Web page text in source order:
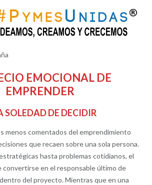
EMOCIONAL DE
EMPRENDER
SOLEDAD DE DECIDIR
menos comentados del emprendimiento
que recaen sobre una sola persona.
hasta problemas cotidianos, el
convertirse en el responsable último de
del proyecto. Mientras que en una